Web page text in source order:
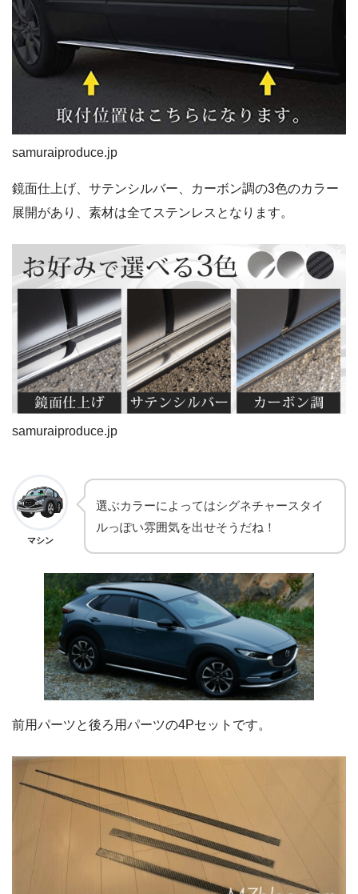
samuraiproduce.jp
鏡面仕上げ、サテンシルバー、カーボン調の3色のカラー
展開があり、素材は全てステンレスとなります。
samuraiproduce.jp
マシン
選ぶカラーによってはシグネチャースタイ
ルっぽい雰囲気を出せそうだね！
前用パーツと後ろ用パーツの4Pセットです。